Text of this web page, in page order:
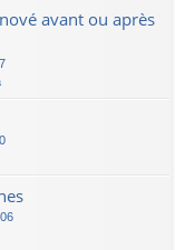
avant ou après